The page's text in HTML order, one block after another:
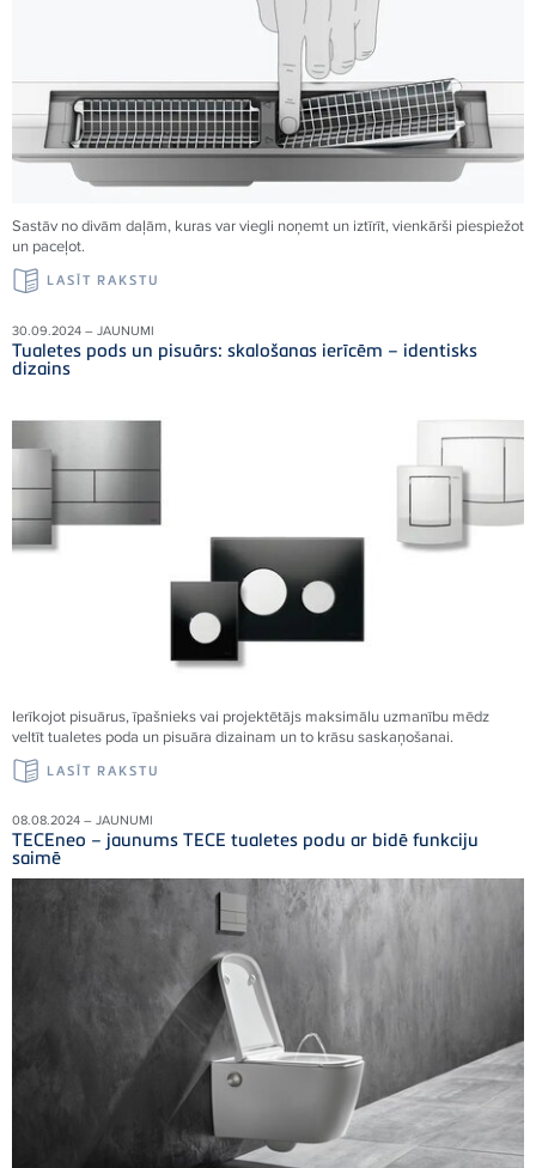
Sastāv no divām daļām, kuras var viegli noņemt un iztīrīt, vienkārši piespiežot
un paceļot.
LASĪT RAKSTU
30.09.2024 – JAUNUMI
Tualetes pods un pisuārs: skalošanas ierīcēm – identisks
dizains
Ierīkojot pisuārus, īpašnieks vai projektētājs maksimālu uzmanību mēdz
veltīt tualetes poda un pisuāra dizainam un to krāsu saskaņošanai.
LASĪT RAKSTU
08.08.2024 – JAUNUMI
TECEneo – jaunums TECE tualetes podu ar bidē funkciju
saimē